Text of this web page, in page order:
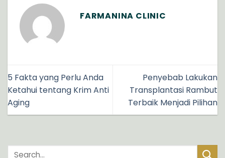
FARMANINA CLINIC
5 Fakta yang Perlu Anda
Ketahui tentang Krim Anti
Aging
Penyebab Lakukan
Transplantasi Rambut
Terbaik Menjadi Pilihan